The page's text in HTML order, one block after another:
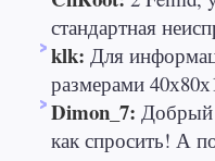
стандартная
klk: Для
размерами
Dimon_7: Добрый
как спросить! А